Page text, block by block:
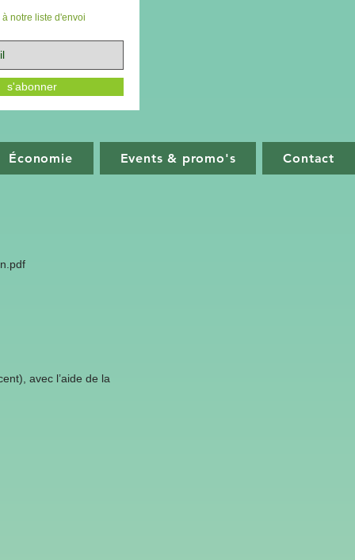
notre liste d'envoi
s'abonner
Économie Events & promo's Contact
avec l’aide de la